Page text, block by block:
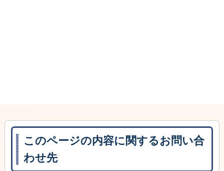
このページの内容に関するお問い合
わせ先